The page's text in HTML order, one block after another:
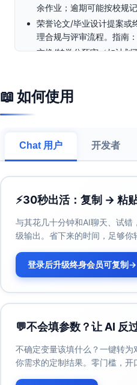
余作业；逾期可能按校规
荣誉论文/毕业设计提案或
理合规与评审流程。指南
交换/转学分预审（如计划
约、清缴财务欠费、提交
对处于边缘风险的课程（
核查注册冻结与账户提示
汇编链接］。
计划毕业者请完成毕业申
三、学术与行政支持渠道
教务注册处（Registrar）
助学金与奖学金办公室：
国际学生与学者服务（如
如对上述截止日期或流程有任
📖 如何使用
Chat 用户 开发者
⚡30秒出活：复制 → 粘
与其花几十分钟和AI聊天、试
级输出。省下来的时间，足够你
登录后升级终身会员可复制→
💬不会填参数？让 AI 反
不确定变量该填什么？一键转
你需求的定制结果。零门槛，开